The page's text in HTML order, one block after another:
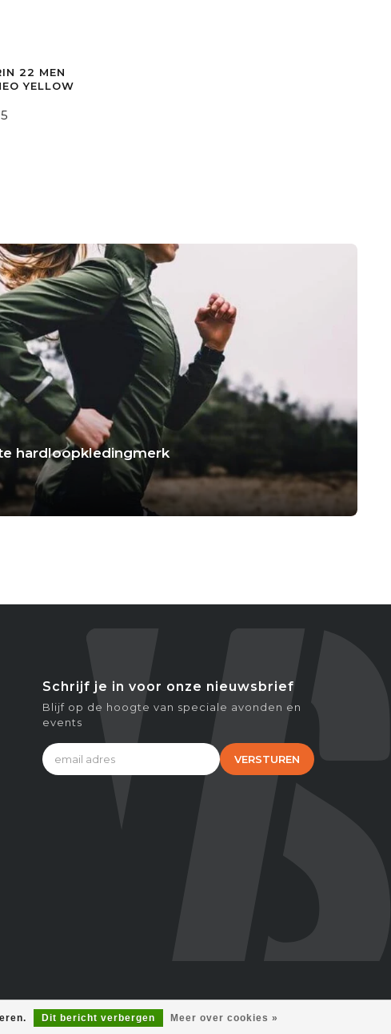
22 MEN
YELLOW
hardloopkledingmerk
Dit bericht verbergen Meer over cookies »
Schrijf je in voor onze nieuwsbrief
Blijf op de hoogte van speciale avonden en
events
VERSTUREN